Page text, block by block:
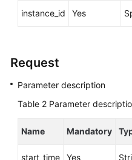
General
Reference
Glossary
Shared
instance_id Yes
Request
Parameter description
Table 2 Parameter
Name Mandatory
start_time Yes